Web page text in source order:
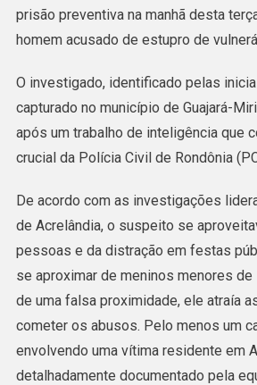
Civil
Do
Acre
E
Rondônia
Na
Prisão
De
Homem
Acusado
De
Abusar
De
prisão preventiva na manhã desta
homem acusado de estupro de
O investigado, identificado pelas
capturado no município de Guajará-
após um trabalho de inteligência que
crucial da Polícia Civil de Rondônia
De acordo com as investigações
de Acrelândia, o suspeito se
pessoas e da distração em festas
se aproximar de meninos menores
de uma falsa proximidade, ele atraía
cometer os abusos. Pelo menos um
envolvendo uma vítima residente em
detalhadamente documentado pela